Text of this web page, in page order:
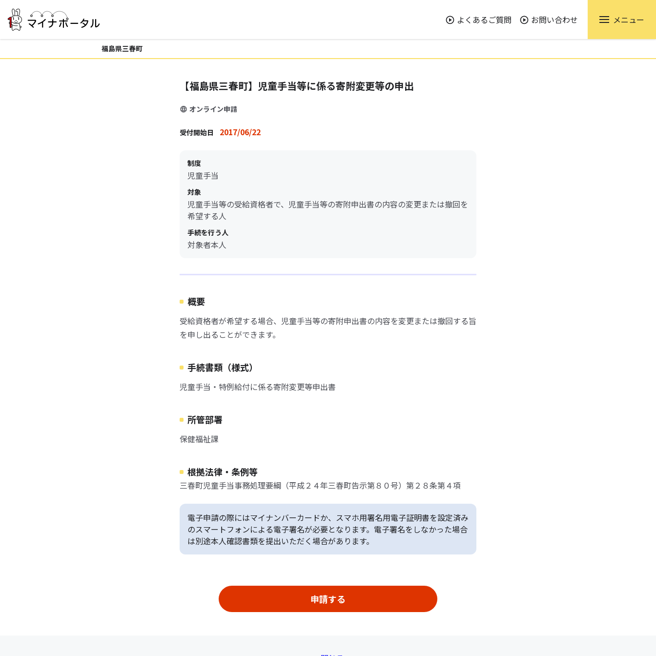
よくあるご質問 お問い合わせ メニュー
福島県三春町
【福島県三春町】児童手当等に係る寄附変更等の申出
オンライン申請
受付開始日 2017/06/22
制度
児童手当
対象
児童手当等の受給資格者で、児童手当等の寄附申出書の内容の変更または撤回を
希望する人
手続を行う人
対象者本人
概要
受給資格者が希望する場合、児童手当等の寄附申出書の内容を変更または撤回する旨
を申し出ることができます。
手続書類（様式）
児童手当・特例給付に係る寄附変更等申出書
所管部署
保健福祉課
根拠法律・条例等
三春町児童手当事務処理要綱（平成２４年三春町告示第８０号）第２８条第４項
電子申請の際にはマイナンバーカードか、スマホ用署名用電子証明書を設定済み
のスマートフォンによる電子署名が必要となります。電子署名をしなかった場合
は別途本人確認書類を提出いただく場合があります。